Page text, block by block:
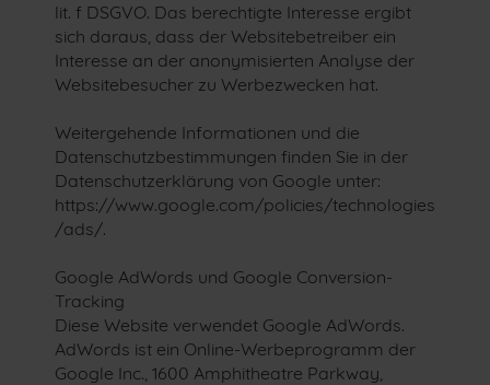
lit. f DSGVO. Das berechtigte Interesse ergibt
sich daraus, dass der Websitebetreiber ein
Interesse an der anonymisierten Analyse der
Websitebesucher zu Werbezwecken hat.
Weitergehende Informationen und die
Datenschutzbestimmungen finden Sie in der
Datenschutzerklärung von Google unter:
https://www.google.com/policies/technologies
/ads/.
Google AdWords und Google Conversion-
Tracking
Diese Website verwendet Google AdWords.
AdWords ist ein Online-Werbeprogramm der
Google Inc., 1600 Amphitheatre Parkway,